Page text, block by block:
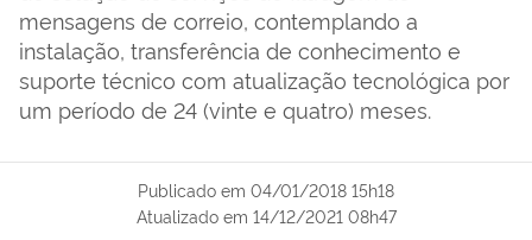
mensagens de correio, contemplando a
instalação, transferência de conhecimento e
suporte técnico com atualização tecnológica por
um período de 24 (vinte e quatro) meses.
Publicado em 04/01/2018 15h18
Atualizado em 14/12/2021 08h47